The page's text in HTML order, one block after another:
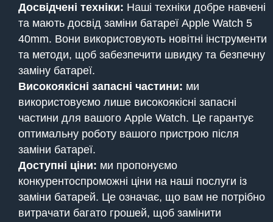
Досвідчені техніки: Наші техніки добре навчені
та мають досвід заміни батареї Apple Watch 5
40mm. Вони використовують новітні інструменти
та методи, щоб забезпечити швидку та безпечну
заміну батареї.
Високоякісні запасні частини: ми
використовуємо лише високоякісні запасні
частини для вашого Apple Watch. Це гарантує
оптимальну роботу вашого пристрою після
заміни батареї.
Доступні ціни: ми пропонуємо
конкурентоспроможні ціни на наші послуги із
заміни батарей. Це означає, що вам не потрібно
витрачати багато грошей, щоб замінити